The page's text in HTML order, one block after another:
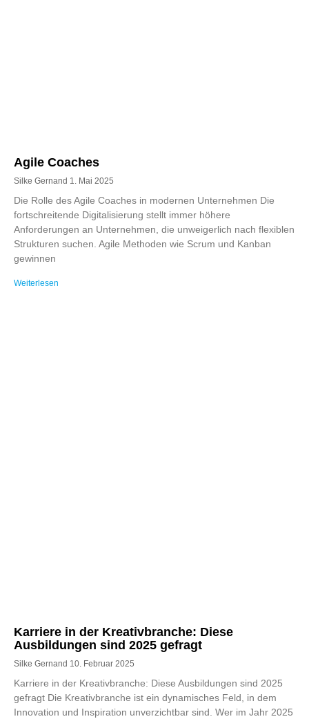
Agile Coaches
Silke Gernand 1. Mai 2025
Die Rolle des Agile Coaches in modernen Unternehmen Die
fortschreitende Digitalisierung stellt immer höhere
Anforderungen an Unternehmen, die unweigerlich nach flexiblen
Strukturen suchen. Agile Methoden wie Scrum und Kanban
gewinnen
Weiterlesen
Karriere in der Kreativbranche: Diese
Ausbildungen sind 2025 gefragt
Silke Gernand 10. Februar 2025
Karriere in der Kreativbranche: Diese Ausbildungen sind 2025
gefragt Die Kreativbranche ist ein dynamisches Feld, in dem
Innovation und Inspiration unverzichtbar sind. Wer im Jahr 2025